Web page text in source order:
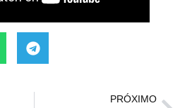
PRÓXIMO